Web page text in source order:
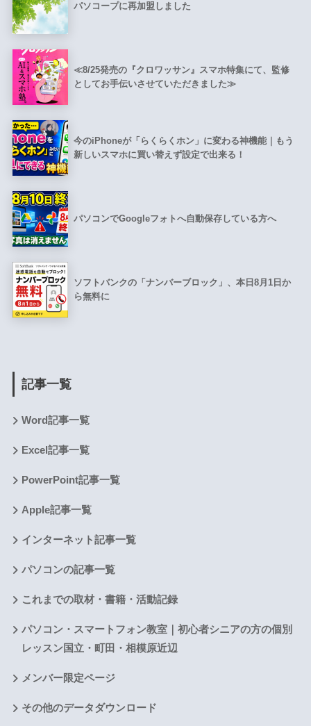
パソコープに再加盟しました
≪8/25発売の『クロワッサン』スマホ特集にて、監修
としてお手伝いさせていただきました≫
今のiPhoneが「らくらくホン」に変わる神機能｜もう
新しいスマホに買い替えず設定で出来る！
パソコンでGoogleフォトへ自動保存している方へ
ソフトバンクの「ナンバーブロック」、本日8月1日か
ら無料に
記事一覧
Word記事一覧
Excel記事一覧
PowerPoint記事一覧
Apple記事一覧
インターネット記事一覧
パソコンの記事一覧
これまでの取材・書籍・活動記録
パソコン・スマートフォン教室｜初心者シニアの方の個別
レッスン国立・町田・相模原近辺
メンバー限定ページ
その他のデータダウンロード